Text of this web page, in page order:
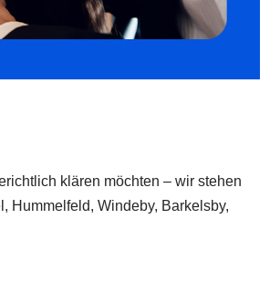
klären möchten – wir stehen
Hummelfeld, Windeby, Barkelsby,